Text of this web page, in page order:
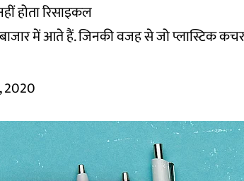
होता रिसाइकल
में आते हैं. जिनकी वजह से जो प्लास्टिक
2020